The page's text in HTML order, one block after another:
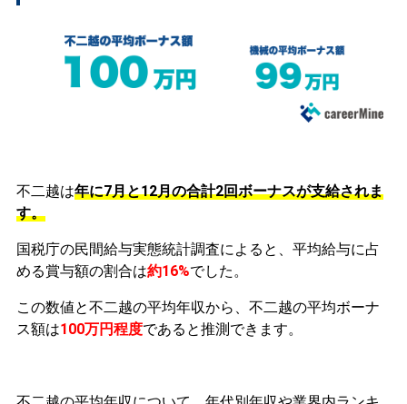
不二越は年に7月と12月の合計2回ボーナスが支給されま
す。
国税庁の民間給与実態統計調査によると、平均給与に占
める賞与額の割合は約16%でした。
この数値と不二越の平均年収から、不二越の平均ボーナ
ス額は100万円程度であると推測できます。